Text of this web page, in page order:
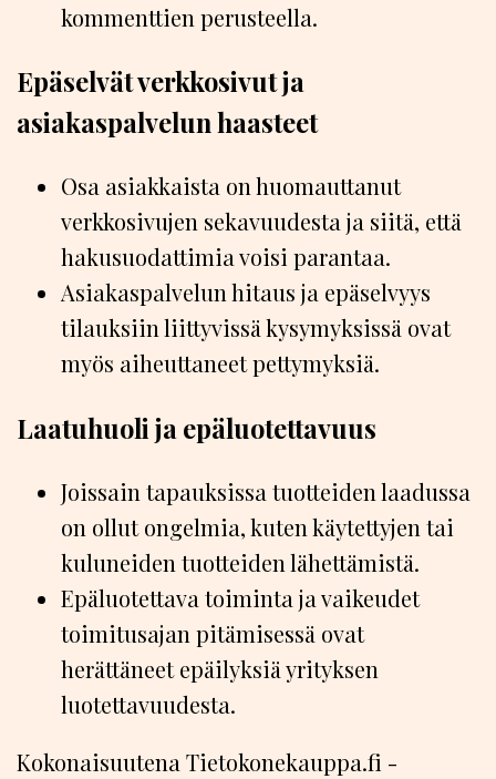
kommenttien perusteella.
Epäselvät verkkosivut ja
asiakaspalvelun haasteet
Osa asiakkaista on huomauttanut
verkkosivujen sekavuudesta ja siitä, että
hakusuodattimia voisi parantaa.
Asiakaspalvelun hitaus ja epäselvyys
tilauksiin liittyvissä kysymyksissä ovat
myös aiheuttaneet pettymyksiä.
Laatuhuoli ja epäluotettavuus
Joissain tapauksissa tuotteiden laadussa
on ollut ongelmia, kuten käytettyjen tai
kuluneiden tuotteiden lähettämistä.
Epäluotettava toiminta ja vaikeudet
toimitusajan pitämisessä ovat
herättäneet epäilyksiä yrityksen
luotettavuudesta.
Kokonaisuutena Tietokonekauppa.fi -